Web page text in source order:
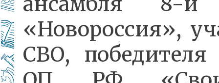
«Новороссия»,
СВО,